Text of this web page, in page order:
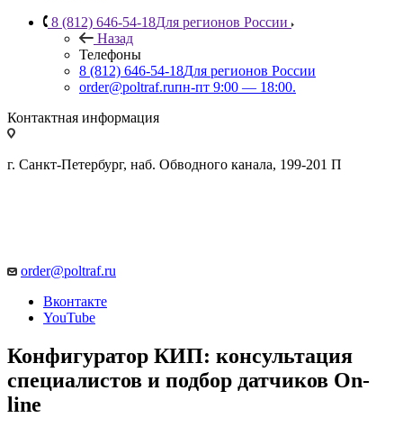
8 (812) 646-54-18Для регионов России
Назад
Телефоны
8 (812) 646-54-18Для регионов России
order@poltraf.ruпн-пт 9:00 — 18:00.
Контактная информация
г. Санкт-Петербург, наб. Обводного канала, 199-201 П
order@poltraf.ru
Вконтакте
YouTube
Конфигуратор КИП: консультация
специалистов и подбор датчиков On-
line